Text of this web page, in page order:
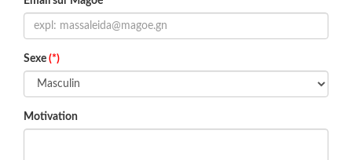
Sexe (*)
Motivation